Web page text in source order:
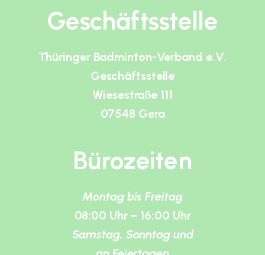
Geschäftsstelle
Thüringer Badminton-Verband e.V.
Geschäftsstelle
Wiesestraße 111
07548 Gera
Bürozeiten
Montag bis Freitag
08:00 Uhr – 16:00 Uhr
Samstag, Sonntag und